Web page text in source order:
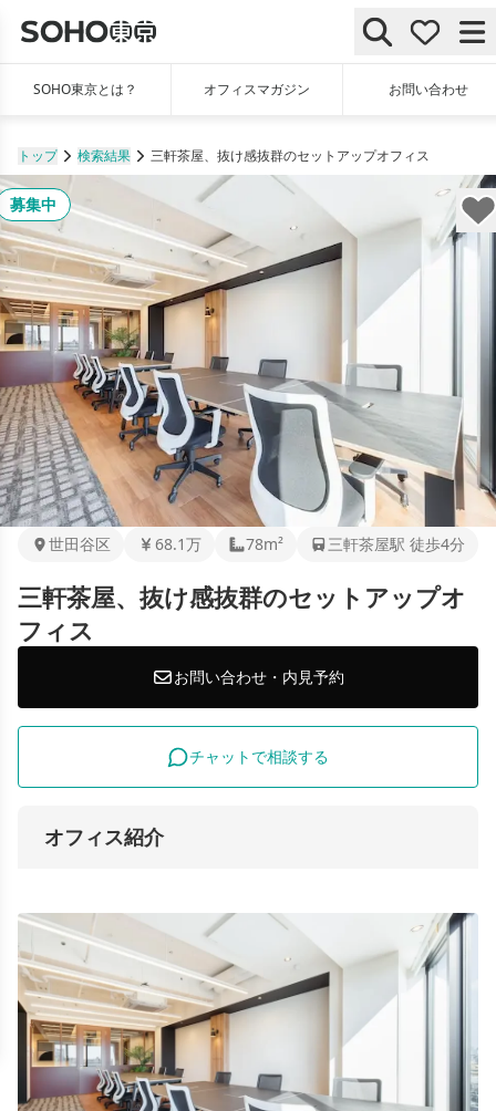
SOHO東京とは？ オフィスマガジン お問い合わせ
トップ 検索結果 三軒茶屋、抜け感抜群のセットアップオフィス
募集中
世田谷区 68.1万 78m² 三軒茶屋駅 徒歩4分
三軒茶屋、抜け感抜群のセットアップオ
フィス
お問い合わせ・内見予約
チャットで相談する
オフィス紹介